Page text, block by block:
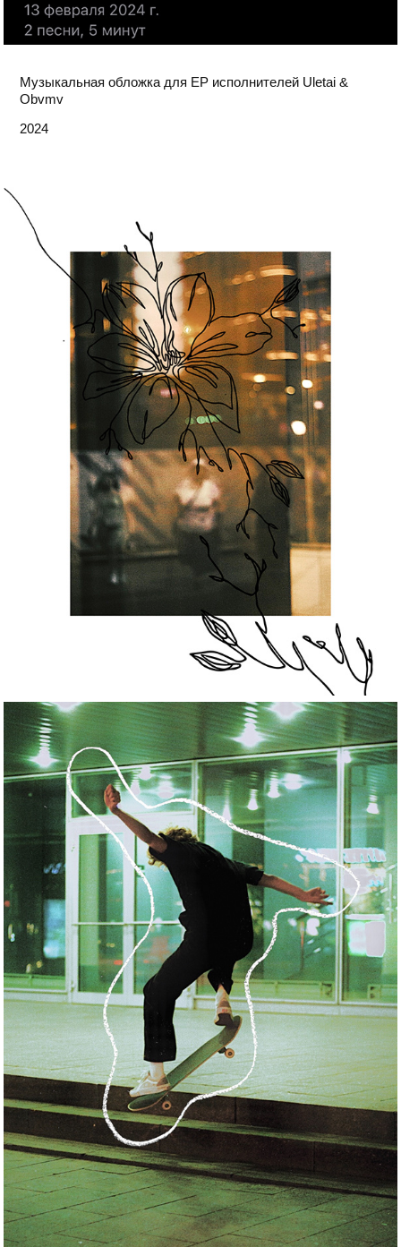
Музыкальная обложка для ЕР исполнителей Uletai &
Obvmv
2024